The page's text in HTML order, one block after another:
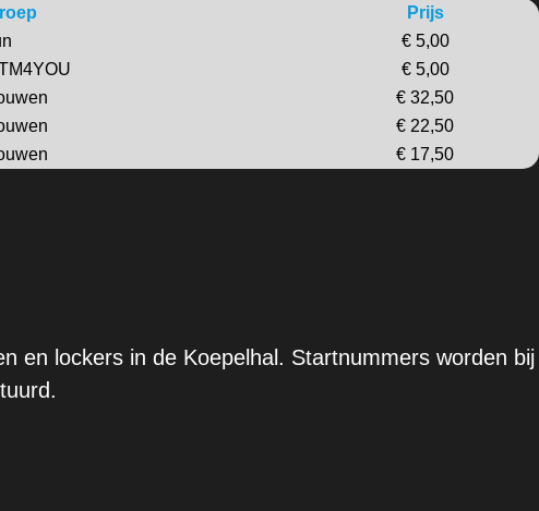
Prijs
€ 5,00
€ 5,00
€ 32,50
€ 22,50
€ 17,50
en lockers in de Koepelhal. Startnummers worden bij